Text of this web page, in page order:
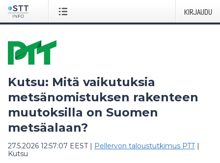
KIRJAUDU
Kutsu: Mitä vaikutuksia
metsänomistuksen rakenteen
muutoksilla on Suomen
metsäalaan?
27.5.2026 12:57:07 EEST| Pellervon taloustutkimus PTT |
Kutsu